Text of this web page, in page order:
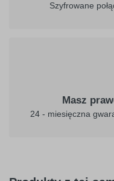
czerwony
ciemny
fioletowy
Szyfrowane
Masz
24 - miesięczna